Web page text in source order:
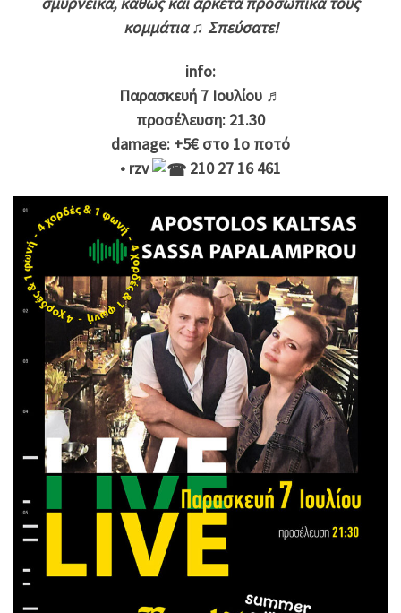
κομμάτια ♫ Σπεύσατε!
info:
Παρασκευή 7 Ιουλίου ♬
προσέλευση: 21.30
damage: +5€ στο 1ο ποτό
• rzv
210 27 16 461